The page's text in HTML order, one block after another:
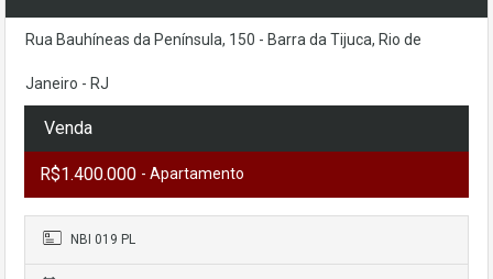
Rua Bauhíneas da Península, 150 - Barra da Tijuca, Rio de
Janeiro - RJ
Venda
R$1.400.000 - Apartamento
NBI 019 PL